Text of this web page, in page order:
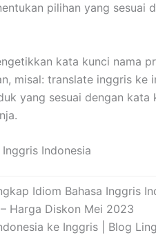
pilihan yang sesuai
kata kunci nama
misal: translate inggris ke
yang sesuai dengan kata
Indonesia
Idiom Bahasa Inggris
Harga Diskon Mei 2023
ke Inggris | Blog